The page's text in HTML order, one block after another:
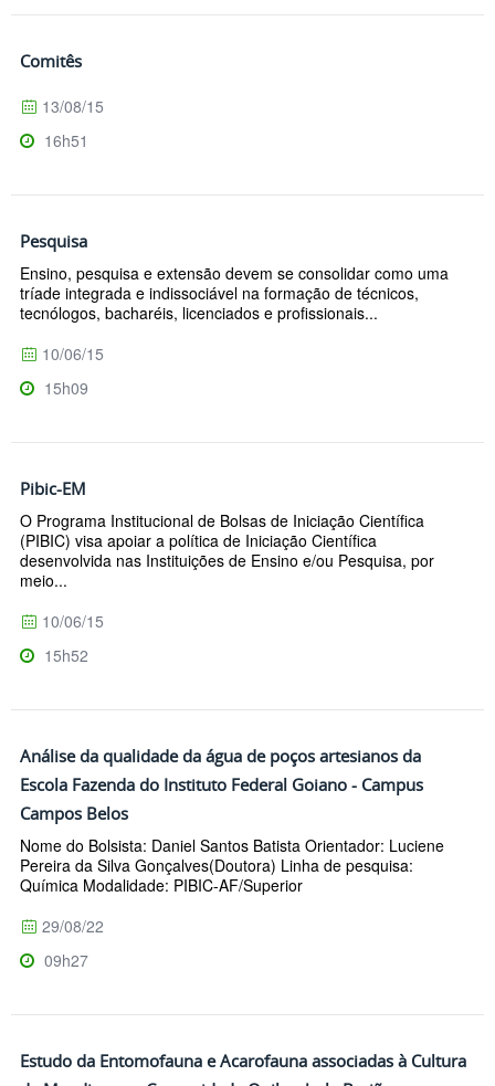
Comitês
13/08/15
16h51
Pesquisa
Ensino, pesquisa e extensão devem se consolidar como uma
tríade integrada e indissociável na formação de técnicos,
tecnólogos, bacharéis, licenciados e profissionais...
10/06/15
15h09
Pibic-EM
O Programa Institucional de Bolsas de Iniciação Científica
(PIBIC) visa apoiar a política de Iniciação Científica
desenvolvida nas Instituições de Ensino e/ou Pesquisa, por
meio...
10/06/15
15h52
Análise da qualidade da água de poços artesianos da
Escola Fazenda do Instituto Federal Goiano - Campus
Campos Belos
Nome do Bolsista: Daniel Santos Batista Orientador: Luciene
Pereira da Silva Gonçalves(Doutora) Linha de pesquisa:
Química Modalidade: PIBIC-AF/Superior
29/08/22
09h27
Estudo da Entomofauna e Acarofauna associadas à Cultura